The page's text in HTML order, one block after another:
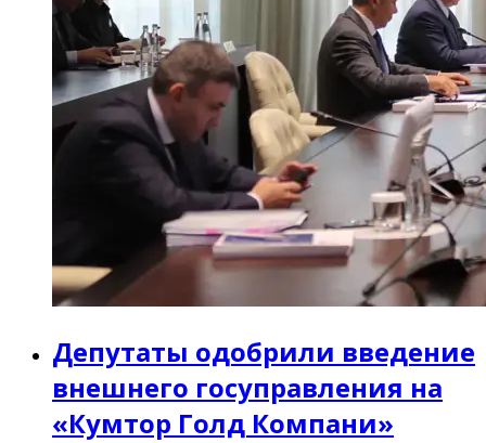
Депутаты одобрили введение
внешнего госуправления на
«Кумтор Голд Компани»